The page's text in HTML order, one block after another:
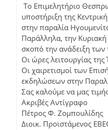
Το Επιμελητήριο
υποστήριξη της
στην παραλία
Παράλληλα, την
σκοπό την ανάδειξη των
Οι ώρες λειτουργίας
Οι χαιρετισμοί των
εκδηλώσεων στην
Σας καλούμε να μας
Ακριβές Αντίγραφο
Πέτρος Φ. Ζομπουλίδης
Διοικ. Προϊστάμενος